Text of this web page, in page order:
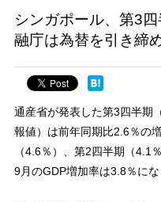
シンガポール、第3
融庁は為替を引き締
通産省が発表した第3四半期
報値）は前年同期比2.6％の
（4.6％）、第2四半期（4.1
9月のGDP増加率は3.8％にな